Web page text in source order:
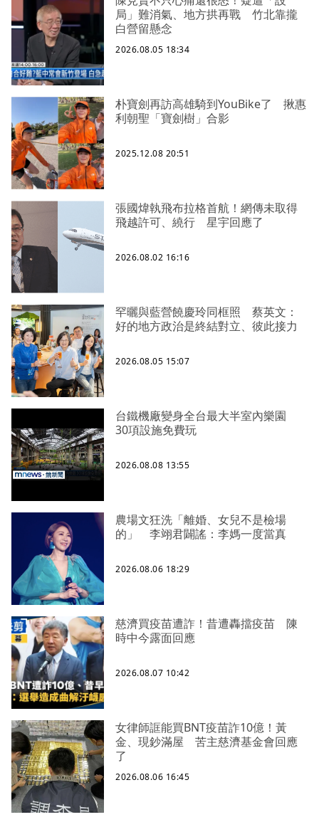
局」難消氣、地方拱再戰 竹北靠攏
白營留懸念
2026.08.05 18:34
朴寶劍再訪高雄騎到YouBike了 揪惠
利朝聖「寶劍樹」合影
2025.12.08 20:51
張國煒執飛布拉格首航！網傳未取得
飛越許可、繞行 星宇回應了
2026.08.02 16:16
罕曬與藍營饒慶玲同框照 蔡英文：
好的地方政治是終結對立、彼此接力
2026.08.05 15:07
台鐵機廠變身全台最大半室內樂園
30項設施免費玩
2026.08.08 13:55
農場文狂洗「離婚、女兒不是檢場
的」 李翊君闢謠：李媽一度當真
2026.08.06 18:29
慈濟買疫苗遭詐！昔遭轟擋疫苗 陳
時中今露面回應
2026.08.07 10:42
女律師誆能買BNT疫苗詐10億！黃
金、現鈔滿屋 苦主慈濟基金會回應
了
2026.08.06 16:45